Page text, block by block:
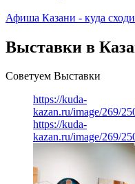
Афиша Казани - куда
Выставки в
Советуем Выставки
https://kuda-
kazan.ru/image/269/
https://kuda-
kazan.ru/image/269/